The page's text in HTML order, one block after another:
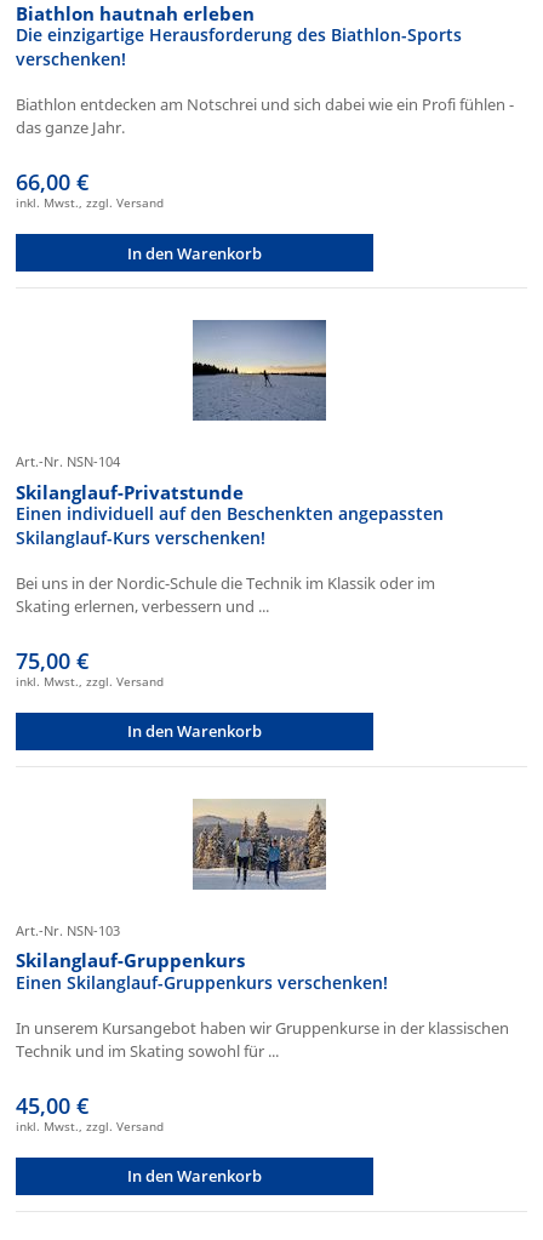
Biathlon hautnah erleben
Die einzigartige Herausforderung des Biathlon-Sports
verschenken!
Biathlon entdecken am Notschrei und sich dabei wie ein Profi fühlen -
das ganze Jahr.
66,00 €
inkl. Mwst., zzgl. Versand
In den Warenkorb
Art.-Nr. NSN-104
Skilanglauf-Privatstunde
Einen individuell auf den Beschenkten angepassten
Skilanglauf-Kurs verschenken!
Bei uns in der Nordic-Schule die Technik im Klassik oder im
Skating erlernen, verbessern und ...
75,00 €
inkl. Mwst., zzgl. Versand
In den Warenkorb
Art.-Nr. NSN-103
Skilanglauf-Gruppenkurs
Einen Skilanglauf-Gruppenkurs verschenken!
In unserem Kursangebot haben wir Gruppenkurse in der klassischen
Technik und im Skating sowohl für ...
45,00 €
inkl. Mwst., zzgl. Versand
In den Warenkorb